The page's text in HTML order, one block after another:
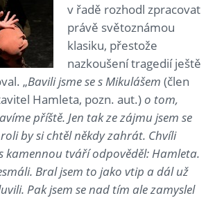
v řadě rozhodl zpracovat
právě světoznámou
klasiku, přestože
nazkoušení tragedií ještě
„Bavili jsme se s Mikulášem (člen
Hamleta, pozn. aut.)o tom,
příště. Jen tak ze zájmu jsem se
by si chtěl někdy zahrát. Chvíli
kamennou tváří odpověděl: Hamleta.
Bral jsem to jako vtip a dál už
Pak jsem se nad tím ale zamyslel